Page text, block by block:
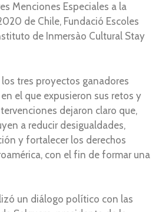
Menciones Especiales a la
de Chile, Fundació Escoles
de Inmersào Cultural Stay
tres proyectos ganadores
el que expusieron sus retos y
dejaron claro que,
a reducir desigualdades,
y fortalecer los derechos
con el fin de formar una
un diálogo político con las